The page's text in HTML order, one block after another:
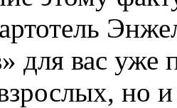
для вас уже
но